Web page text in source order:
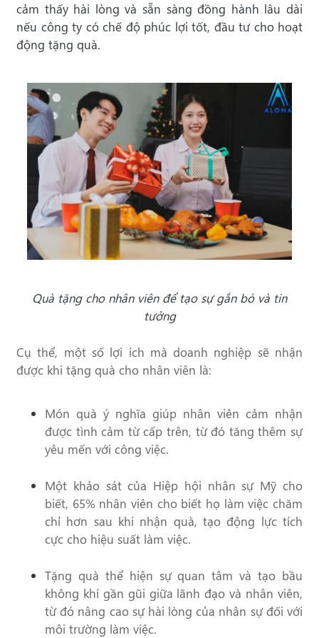
cảm thấy hài lòng và sẵn sàng đồng hành lâu dài
nếu công ty có chế độ phúc lợi tốt, đầu tư cho hoạt
động tặng quà.
Quà tặng cho nhân viên để tạo sự gắn bó và tin
tưởng
Cụ thể, một số lợi ích mà doanh nghiệp sẽ nhận
được khi tặng quà cho nhân viên là:
Món quà ý nghĩa giúp nhân viên cảm nhận
được tình cảm từ cấp trên, từ đó tăng thêm sự
yêu mến với công việc.
Một khảo sát của Hiệp hội nhân sự Mỹ cho
biết, 65% nhân viên cho biết họ làm việc chăm
chỉ hơn sau khi nhận quà, tạo động lực tích
cực cho hiệu suất làm việc.
Tặng quà thể hiện sự quan tâm và tạo bầu
không khí gần gũi giữa lãnh đạo và nhân viên,
từ đó nâng cao sự hài lòng của nhân sự đối với
môi trường làm việc.